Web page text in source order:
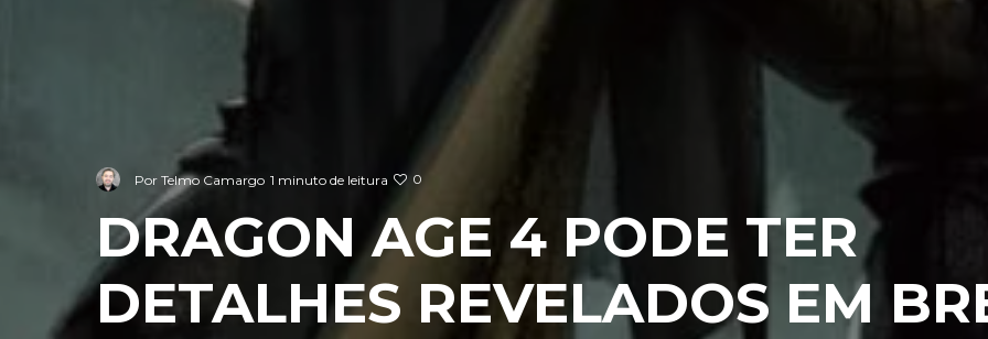
Por Telmo Camargo 1 minuto de leitura 0
DRAGON AGE 4 PODE TER
DETALHES REVELADOS EM